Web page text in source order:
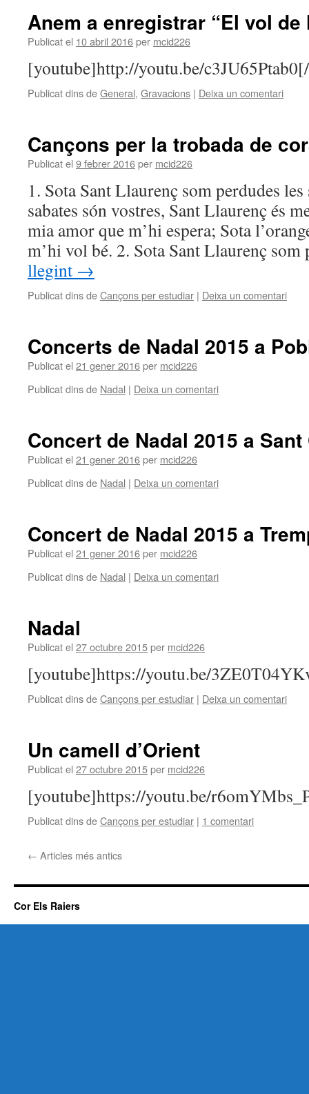
Anem a enregistrar “El vol de
Publicat el 10 abril 2016per mcid226
[youtube]http://youtu.be/
Publicat dins deGeneral, Gravacions | Deixa un comentari
Cançons per la trobada de
Publicat el 9 febrer 2016per mcid226
1. Sota Sant Llaurenç som perdudes
sabates són vostres, Sant Llaurenç és
mia amor que m’hi espera; Sota
m’hi vol bé. 2. Sota Sant Llaurenç
llegint →
Publicat dins deCançons per estudiar | Deixa un comentari
Concerts de Nadal 2015 a
Publicat el 21 gener 2016per mcid226
Publicat dins de Nadal | Deixa un comentari
Concert de Nadal 2015 a Sant
Publicat el 21 gener 2016per mcid226
Publicat dins de Nadal | Deixa un comentari
Concert de Nadal 2015 a
Publicat el 21 gener 2016per mcid226
Publicat dins de Nadal | Deixa un comentari
Nadal
Publicat el 27 octubre 2015per mcid226
[youtube]https://youtu.be/
Publicat dins deCançons per estudiar | Deixa un comentari
Un camell d’Orient
Publicat el 27 octubre 2015per mcid226
[youtube]https://youtu.be/
Publicat dins deCançons per estudiar | 1 comentari
← Articles més antics
Cor Els Raiers